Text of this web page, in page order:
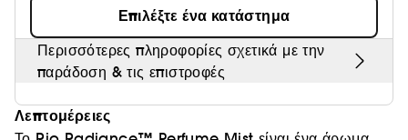
Επιλέξτε ένα κατάστημα
Περισσότερες πληροφορίες σχετικά με την
παράδοση & τις επιστροφές
Λεπτομέρειες